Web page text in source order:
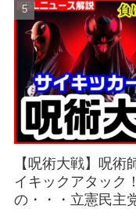
【呪術大戦】呪術
イキックアタック
の・・・立憲民主